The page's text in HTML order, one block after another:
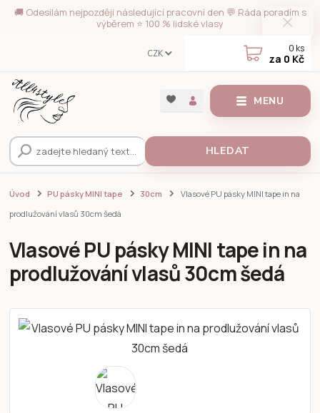
🚚 Odesílám nejpozději následující pracovní den 💬 Ráda poradím s
výběrem ⭐ 100 % lidské vlasy
MENU
CZK
HLEDAT
0 ks
za 0 Kč
Úvod PU pásky MINI tape 30cm
Vlasové PU pásky MINI tape in na
prodlužování vlasů 30cm šedá
Vlasové PU pásky MINI tape in na
prodlužování vlasů 30cm šedá